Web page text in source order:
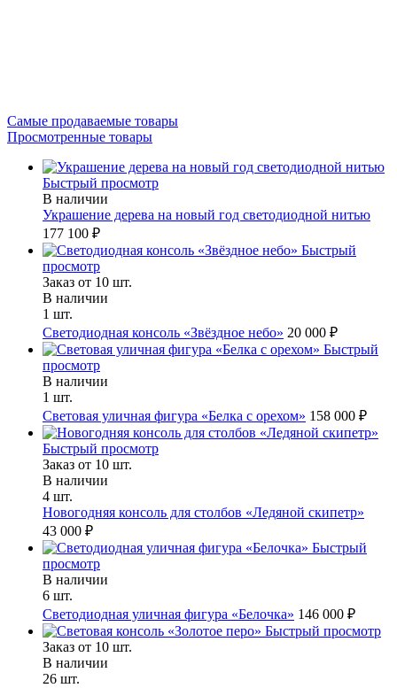
Самые продаваемые товары
Просмотренные товары
Быстрый просмотр
В наличии
Украшение дерева на новый год светодиодной нитью
177 100 ₽
Быстрый
просмотр
Заказ от 10 шт.
В наличии
1 шт.
Светодиодная консоль «Звёздное небо» 20 000 ₽
Быстрый
просмотр
В наличии
1 шт.
Световая уличная фигура «Белка с орехом» 158 000 ₽
Быстрый просмотр
Заказ от 10 шт.
В наличии
4 шт.
Новогодняя консоль для столбов «Ледяной скипетр»
43 000 ₽
Быстрый
просмотр
В наличии
6 шт.
Светодиодная уличная фигура «Белочка» 146 000 ₽
Быстрый просмотр
Заказ от 10 шт.
В наличии
26 шт.